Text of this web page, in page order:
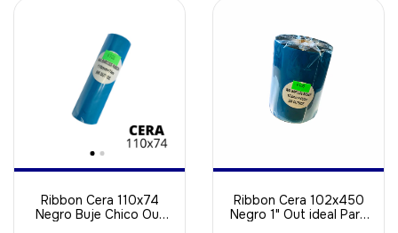
Ribbon Cera 110x74
Negro Buje Chico Out
Ribbon Cera 102x450
Negro 1" Out ideal Para